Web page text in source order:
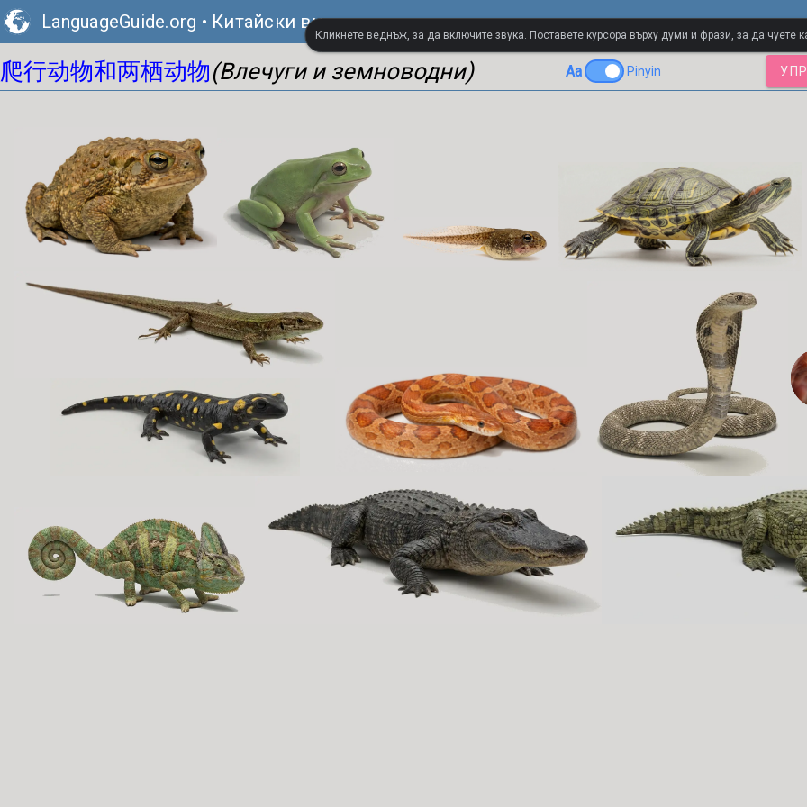
LanguageGuide.org • Китайски визуален речник
爬行动物和两栖动物(Влечуги и земноводни) Aa Pinyin
Кликнете веднъж, за да включите звука. Поставете курсора върху думи и фрази, за да чуете